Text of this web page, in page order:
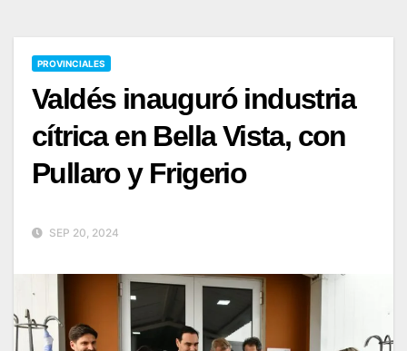
PROVINCIALES
Valdés inauguró industria
cítrica en Bella Vista, con
Pullaro y Frigerio
SEP 20, 2024